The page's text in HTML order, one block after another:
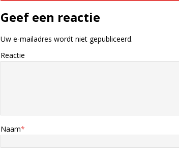
Geef een reactie
Uw e-mailadres wordt niet gepubliceerd.
Reactie
Naam*